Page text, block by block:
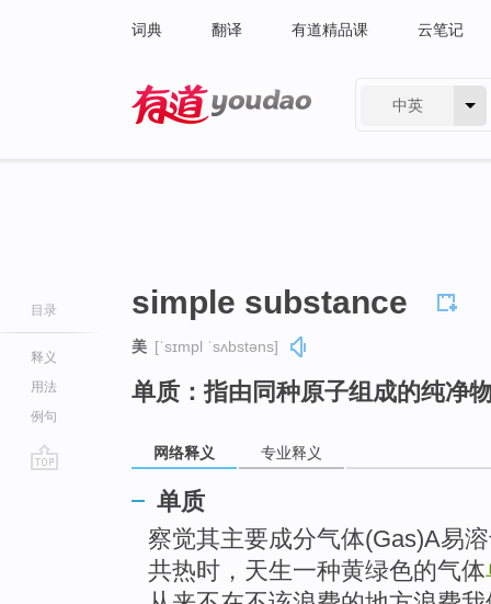
词典 翻译 有道精品课 云笔记
中英
目录
释义
用法
例句
simple substance
美 [ˈsɪmpl ˈsʌbstəns]
单质：指由同种原子组成的纯净
网络释义 专业释义
单质
察觉其主要成分气体(Gas)A易
共热时，天生一种黄绿色的气体